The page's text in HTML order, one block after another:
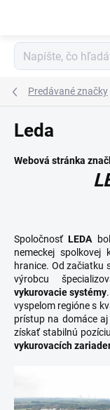
Predávané značky
Leda
Webová stránka
SpoločnosťLEDA
nemeckej spolkovej
hranice. Od začiatku
výrobcu
vykurovacie systémy.
vyspelom regióne s
prístup na domáce aj
získať stabilnú
vykurovacích